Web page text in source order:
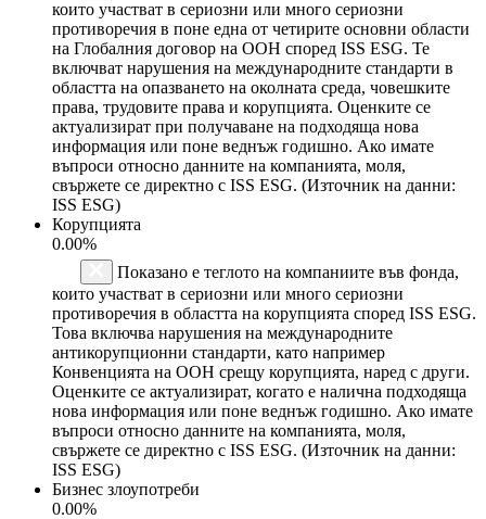
които участват в сериозни или много сериозни
противоречия в поне една от четирите основни области
на Глобалния договор на ООН според ISS ESG. Те
включват нарушения на международните стандарти в
областта на опазването на околната среда, човешките
права, трудовите права и корупцията. Оценките се
актуализират при получаване на подходяща нова
информация или поне веднъж годишно. Ако имате
въпроси относно данните на компанията, моля,
свържете се директно с ISS ESG. (Източник на данни:
ISS ESG)
Корупцията
0.00%
Показано е теглото на компаниите във фонда,
които участват в сериозни или много сериозни
противоречия в областта на корупцията според ISS ESG.
Това включва нарушения на международните
антикорупционни стандарти, като например
Конвенцията на ООН срещу корупцията, наред с други.
Оценките се актуализират, когато е налична подходяща
нова информация или поне веднъж годишно. Ако имате
въпроси относно данните на компанията, моля,
свържете се директно с ISS ESG. (Източник на данни:
ISS ESG)
Бизнес злоупотреби
0.00%